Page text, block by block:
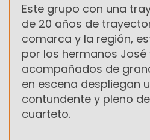
Este grupo con una
de 20 años de
comarca y la región,
por los hermanos José
acompañados de
en escena despliegan
contundente y pleno
cuarteto.